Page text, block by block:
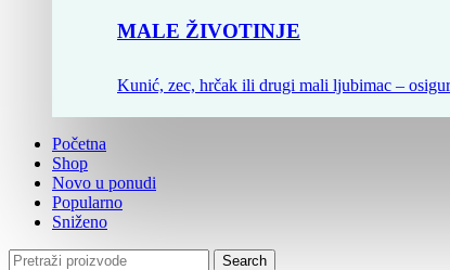
MALE ŽIVOTINJE
Kunić, zec, hrčak ili drugi mali ljubimac –
Početna
Shop
Novo u ponudi
Popularno
Sniženo
Search